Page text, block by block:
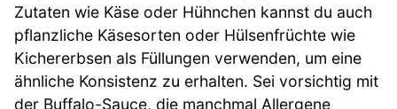
Zutaten wie Käse oder Hühnchen kannst du auch
pflanzliche Käsesorten oder Hülsenfrüchte wie
Kichererbsen als Füllungen verwenden, um eine
ähnliche Konsistenz zu erhalten. Sei vorsichtig mit
der Buffalo-Sauce, die manchmal Allergene